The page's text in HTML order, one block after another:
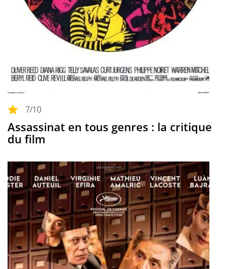
7/10
Assassinat en tous genres : la critique
du film